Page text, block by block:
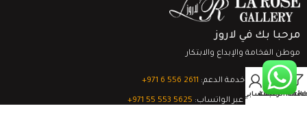
مرحبا بك في لاروز
موطن الفخامة والإبداع والابتكار
تواصل مع خدمة الدعم: ‎+971 6 556 2611
الدعم الفني عبر الواتساب: ‎+971 55 553 5625
قائمة الرغبات
0
السلةحسابي